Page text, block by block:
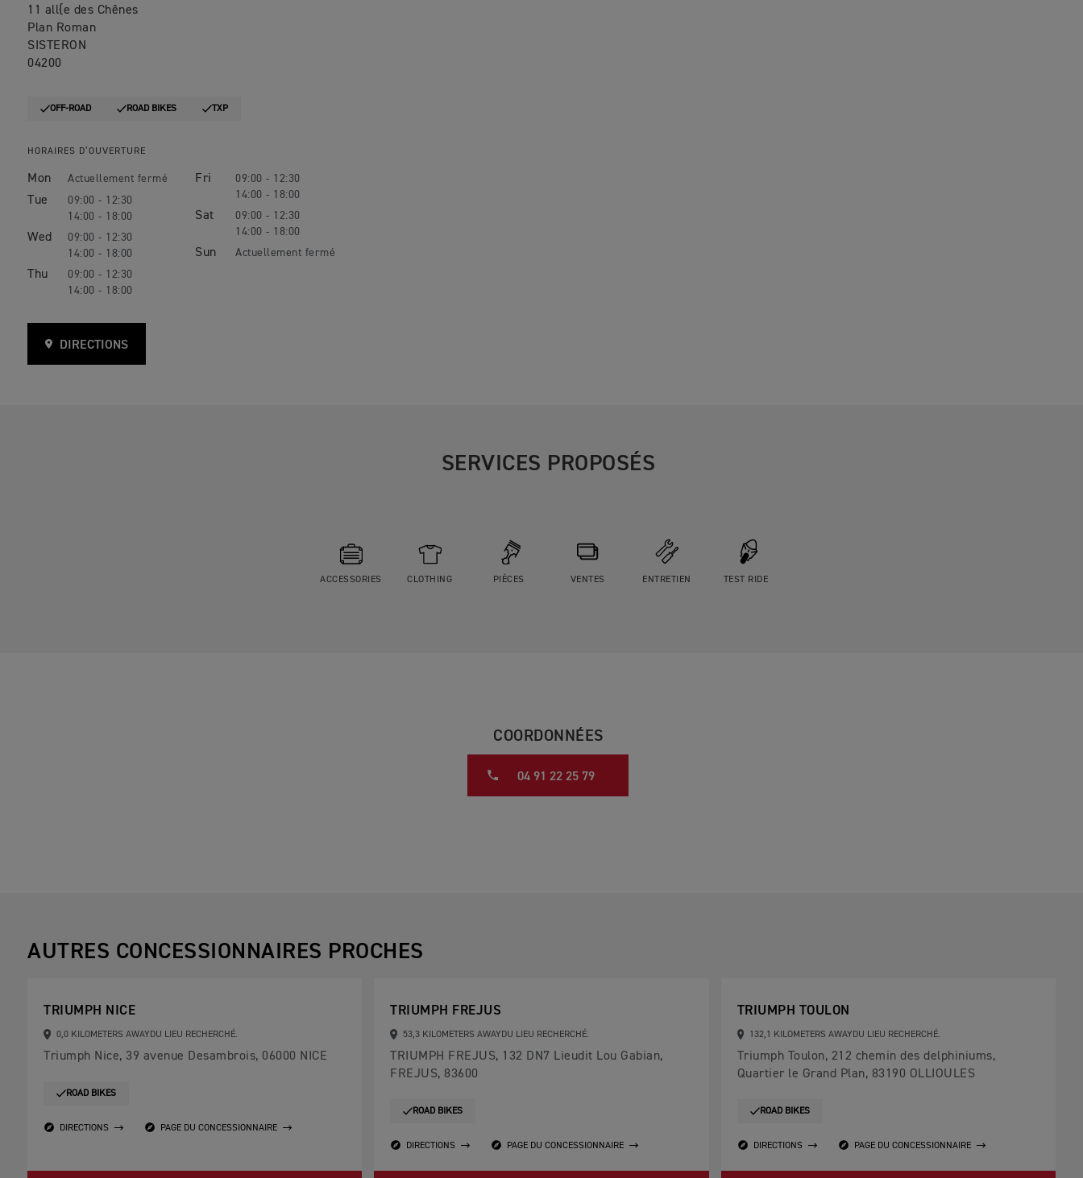
11 all{e des Chênes
Plan Roman
SISTERON
04200
OFF-ROAD ROAD BIKES TXP
HORAIRES D’OUVERTURE
Mon
Tue
09:00 - 12:30
14:00 - 18:00
Wed
09:00 - 12:30
14:00 - 18:00
Thu
09:00 - 12:30
14:00 - 18:00
Fri
09:00 - 12:30
14:00 - 18:00
Sat
09:00 - 12:30
14:00 - 18:00
Sun
DIRECTIONS
SERVICES PROPOSÉS
ACCESSORIES CLOTHING PIÈCES VENTES ENTRETIEN TEST RIDE
COORDONNÉES
04 91 22 25 79
AUTRES CONCESSIONNAIRES PROCHES
TRIUMPH NICE
0,0 KILOMETERS AWAYDU LIEU RECHERCHÉ.
Triumph Nice, 39 avenue Desambrois, 06000 NICE
ROAD BIKES
DIRECTIONS PAGE DU CONCESSIONNAIRE
TRIUMPH FREJUS
53,3 KILOMETERS AWAYDU LIEU RECHERCHÉ.
TRIUMPH FREJUS, 132 DN7 Lieudit Lou Gabian,
FREJUS, 83600
ROAD BIKES
DIRECTIONS PAGE DU CONCESSIONNAIRE
TRIUMPH TOULON
132,1 KILOMETERS AWAYDU LIEU RECHERCHÉ.
Triumph Toulon, 212 chemin des delphiniums,
Quartier le Grand Plan, 83190 OLLIOULES
ROAD BIKES
DIRECTIONS PAGE DU CONCESSIONNAIRE